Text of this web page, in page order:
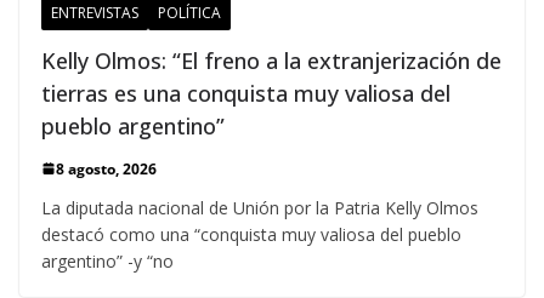
ENTREVISTAS POLÍTICA
Kelly Olmos: “El freno a la extranjerización de
tierras es una conquista muy valiosa del
pueblo argentino”
8 agosto, 2026
La diputada nacional de Unión por la Patria Kelly Olmos
destacó como una “conquista muy valiosa del pueblo
argentino” -y “no